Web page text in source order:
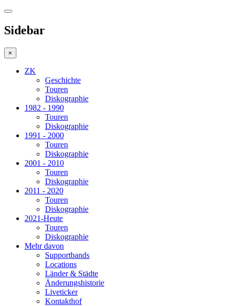
Sidebar
×
ZK
Geschichte
Touren
Diskographie
1982 - 1990
Touren
Diskographie
1991 - 2000
Touren
Diskographie
2001 - 2010
Touren
Diskographie
2011 - 2020
Touren
Diskographie
2021-Heute
Touren
Diskographie
Mehr davon
Supportbands
Locations
Länder & Städte
Änderungshistorie
Liveticker
Kontakthof